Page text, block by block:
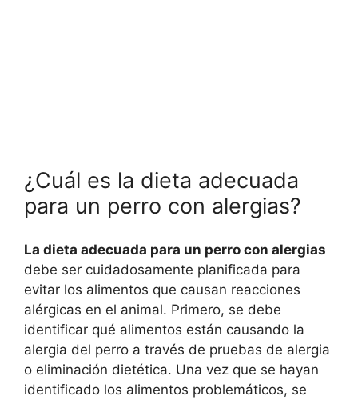
¿Cuál es la dieta adecuada
para un perro con alergias?
La dieta adecuada para un perro con alergias
debe ser cuidadosamente planificada para
evitar los alimentos que causan reacciones
alérgicas en el animal. Primero, se debe
identificar qué alimentos están causando la
alergia del perro a través de pruebas de alergia
o eliminación dietética. Una vez que se hayan
identificado los alimentos problemáticos, se